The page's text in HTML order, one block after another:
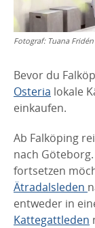
Fotograf: Tuana Fridén
Bevor du
Osteria lokale
einkaufen.
Ab Falköping
nach
fortsetzen
Ätradalsleden
entweder in
Kattegattleden